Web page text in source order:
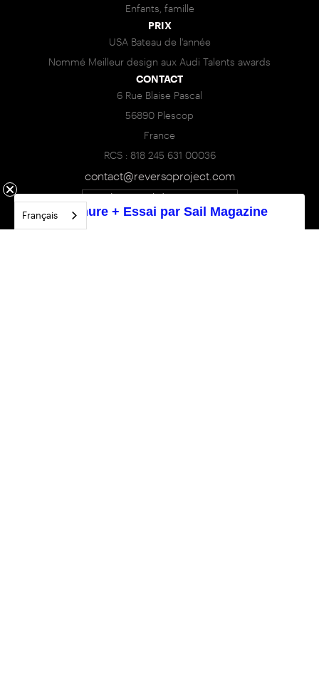
Enfants, famille
PRIX
USA Bateau de l'année
Nommé Meilleur design aux Audi Talents awards
CONTACT
6 Rue Blaise Pascal
56890 Plescop
France
RCS : 818 245 631 00036
contact@reversoproject.com
Appeler : +33(0)6 95 85 83 93
FrançaisBrochure + Essai par Sail Magazine